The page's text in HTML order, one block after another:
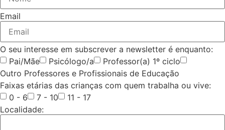
Email
O seu interesse em subscrever a newsletter é enquanto:
Pai/Mãe
Psicólogo/a
Professor(a) 1º ciclo
Outro Professores e Profissionais de Educação
Faixas etárias das crianças com quem trabalha ou vive:
0 - 6
7 - 10
11 - 17
Localidade: